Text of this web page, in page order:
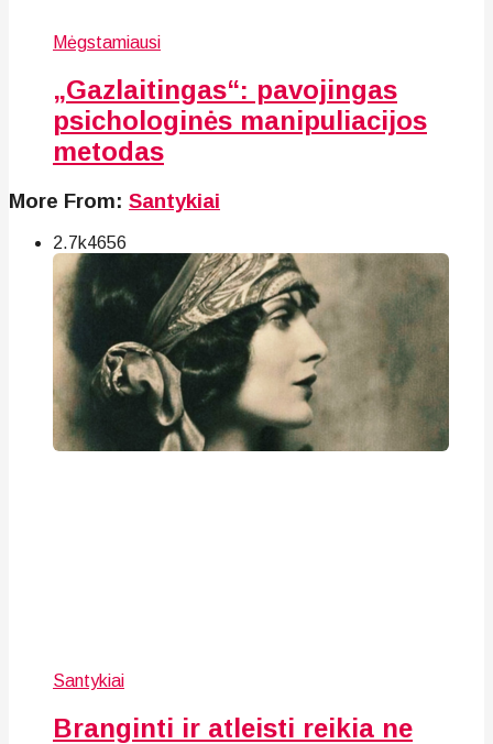
Mėgstamiausi
„Gazlaitingas“: pavojingas
psichologinės manipuliacijos
metodas
More From: Santykiai
2.7k4656
Santykiai
Branginti ir atleisti reikia ne